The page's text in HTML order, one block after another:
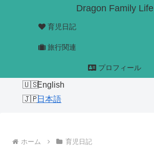
Dragon Family Life
育児日記
旅行関連
プロフィール
English
日本語
ホーム 育児日記